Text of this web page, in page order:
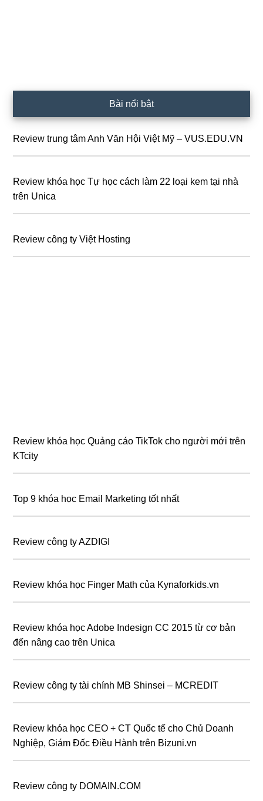
chính
Bài nổi bật
Review trung tâm Anh Văn Hội Việt Mỹ – VUS.EDU.VN
Review khóa học Tự học cách làm 22 loại kem tại nhà
trên Unica
Review công ty Việt Hosting
Review khóa học Quảng cáo TikTok cho người mới trên
KTcity
Top 9 khóa học Email Marketing tốt nhất
Review công ty AZDIGI
Review khóa học Finger Math của Kynaforkids.vn
Review khóa học Adobe Indesign CC 2015 từ cơ bản
đến nâng cao trên Unica
Review công ty tài chính MB Shinsei – MCREDIT
Review khóa học CEO + CT Quốc tế cho Chủ Doanh
Nghiệp, Giám Đốc Điều Hành trên Bizuni.vn
Review công ty DOMAIN.COM